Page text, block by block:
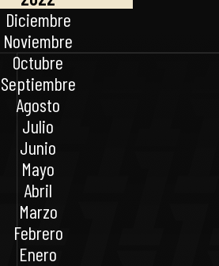
Diciembre
Noviembre
Octubre
Septiembre
Agosto
Julio
Junio
Mayo
Abril
Marzo
Febrero
Enero